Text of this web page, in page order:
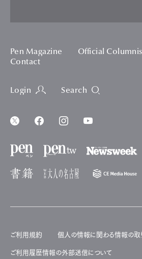
Pen Magazine Official
Contact
Login Search
ご利用規約 個人の情報に関わる情報の取
ご利用履歴情報の外部送信について